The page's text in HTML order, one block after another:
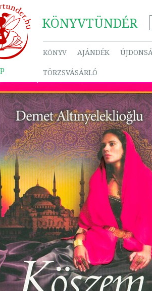
KÖNYVTÜNDÉR
KÖNYV AJÁNDÉK
TÖRZSVÁSÁRLÓ